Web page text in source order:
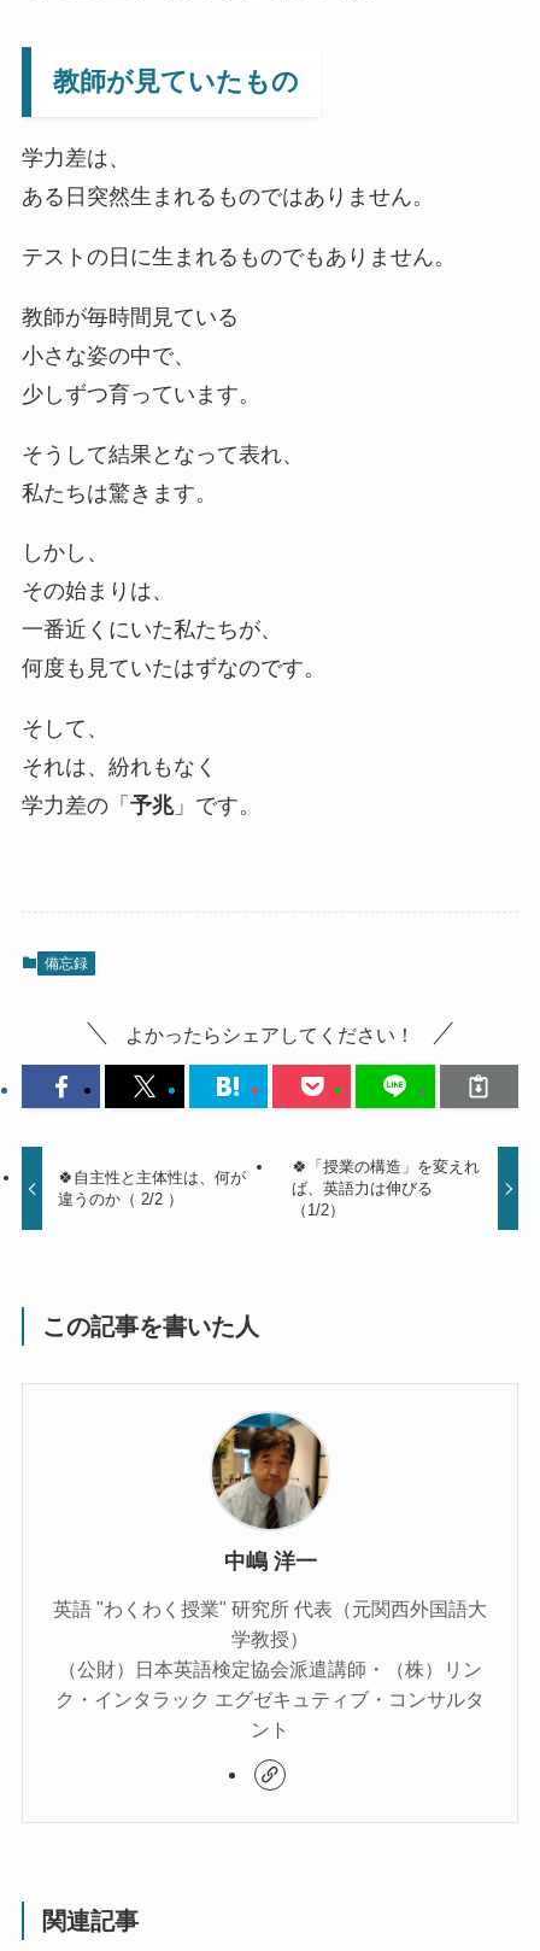
教師が見ていたもの
学力差は、
ある日突然生まれるものではありません。
テストの日に生まれるものでもありません。
教師が毎時間見ている
小さな姿の中で、
少しずつ育っています。
そうして結果となって表れ、
私たちは驚きます。
しかし、
その始まりは、
一番近くにいた私たちが、
何度も見ていたはずなのです。
そして、
それは、紛れもなく
学力差の「 予兆」です。
備忘録
よかったらシェアしてください！
🍀自主性と主体性は、何が
違うのか（ 2/2 ）
🍀「授業の構造」を変えれ
ば、英語力は伸びる
（1/2）
この記事を書いた人
中嶋 洋一
英語 "わくわく授業" 研究所 代表（元関西外国語大
学教授）
（公財）日本英語検定協会派遣講師・（株）リン
ク・インタラック エグゼキュティブ・コンサルタ
ント
関連記事